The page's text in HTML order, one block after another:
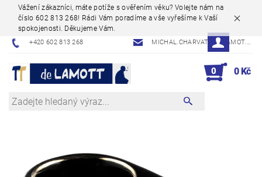
Vážení zákazníci, máte potíže s ověřením věku? Volejte nám na
číslo 602 813 268! Rádi Vám poradíme a vše vyřešíme k Vaší
spokojenosti. Děkujeme Vám.
+420 602 813 268 MICHAL.CHARVAT@DELAMOT.CZ
0 0 Kč